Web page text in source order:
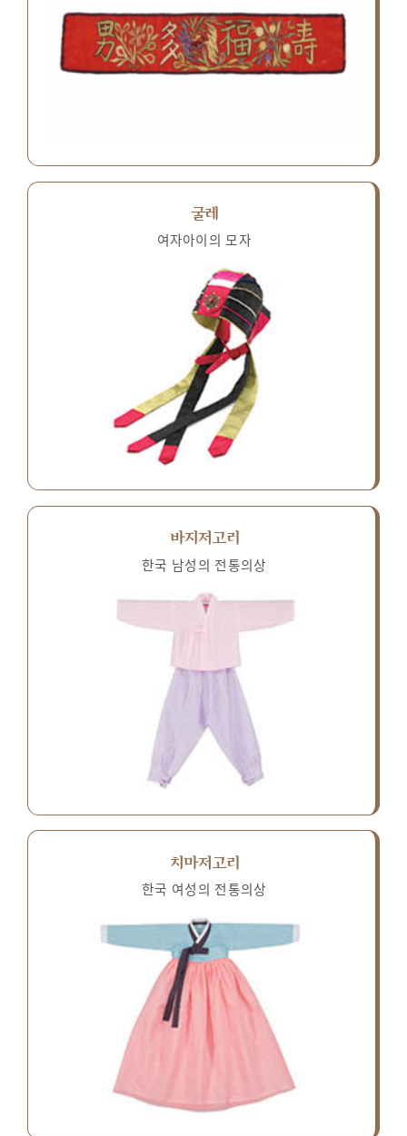
굴레
여자아이의 모자
바지저고리
한국 남성의 전통의상
치마저고리
한국 여성의 전통의상